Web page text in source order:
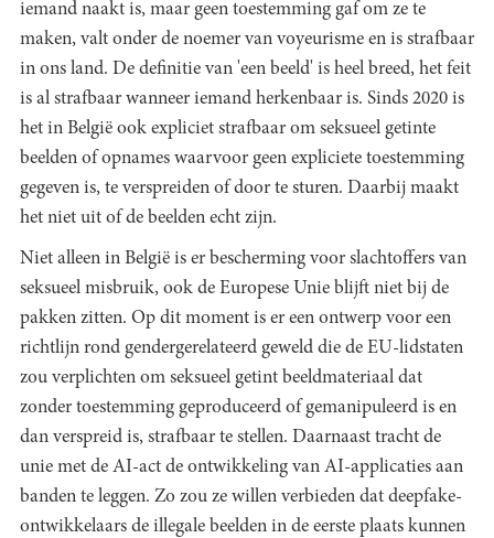
iemand naakt is, maar geen toestemming gaf om ze te
maken, valt onder de noemer van voyeurisme en is strafbaar
in ons land. De definitie van 'een beeld' is heel breed, het feit
is al strafbaar wanneer iemand herkenbaar is. Sinds 2020 is
het in België ook expliciet strafbaar om seksueel getinte
beelden of opnames waarvoor geen expliciete toestemming
gegeven is, te verspreiden of door te sturen. Daarbij maakt
het niet uit of de beelden echt zijn.
Niet alleen in België is er bescherming voor slachtoffers van
seksueel misbruik, ook de Europese Unie blijft niet bij de
pakken zitten. Op dit moment is er een ontwerp voor een
richtlijn rond gendergerelateerd geweld die de EU-lidstaten
zou verplichten om seksueel getint beeldmateriaal dat
zonder toestemming geproduceerd of gemanipuleerd is en
dan verspreid is, strafbaar te stellen. Daarnaast tracht de
unie met de AI-act de ontwikkeling van AI-applicaties aan
banden te leggen. Zo zou ze willen verbieden dat deepfake-
ontwikkelaars de illegale beelden in de eerste plaats kunnen